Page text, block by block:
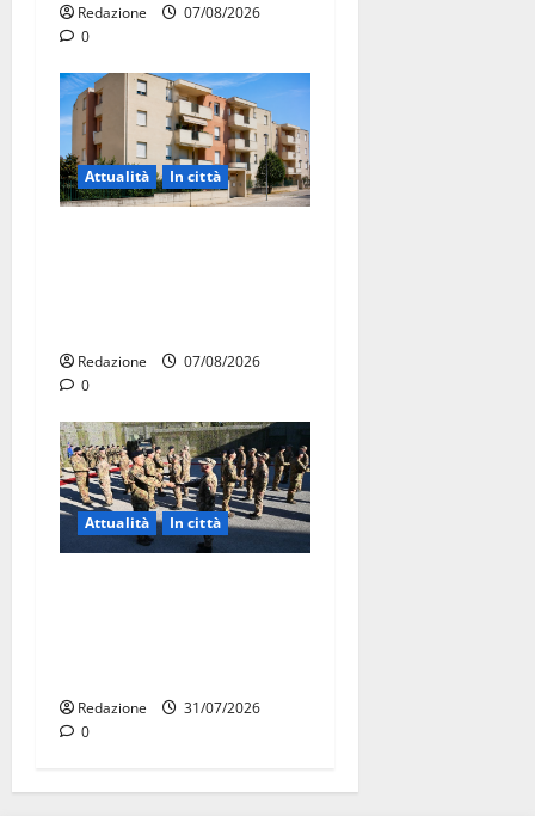
Redazione
07/08/2026
0
Attualità In città
Redazione
07/08/2026
0
Attualità In città
Redazione
31/07/2026
0